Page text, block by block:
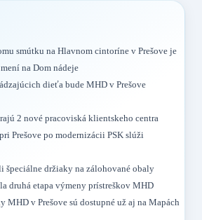
smútku na Hlavnom cintoríne v Prešove je
na Dom nádeje
dieťa bude MHD v Prešove
2 nové pracoviská klientskeho centra
Prešove po modernizácii PSK slúži
špeciálne držiaky na zálohované obaly
druhá etapa výmeny prístreškov MHD
MHD v Prešove sú dostupné už aj na Mapách